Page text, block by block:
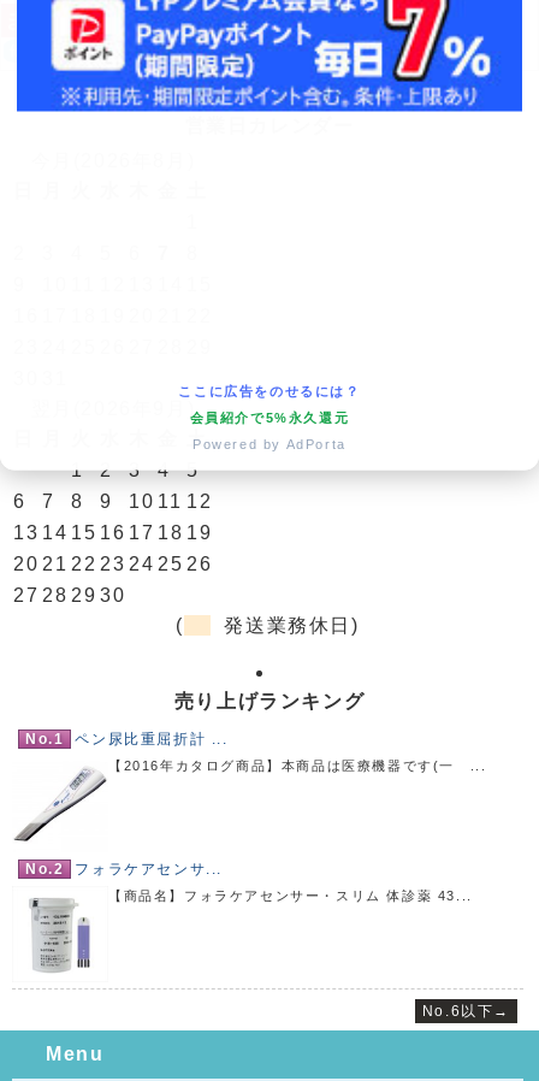
翌月(2026年9月)
土
1
2 3 4
5
6
7 8 9 10 11 12
13 14 15 16 17 18 19
20 21 22 23 24 25 26
27 28 29 30
(
発送業務休日)
売り上げランキング
No.1 ペン尿比重屈折計 ...
【2016年カタログ商品】本商品は医療機器です(一 ...
No.2 フォラケアセンサ...
【商品名】フォラケアセンサー・スリム 体診薬 43...
No.6以下→
Menu
ここに広告をのせるには？
会員紹介で5%永久還元
Powered by AdPorta